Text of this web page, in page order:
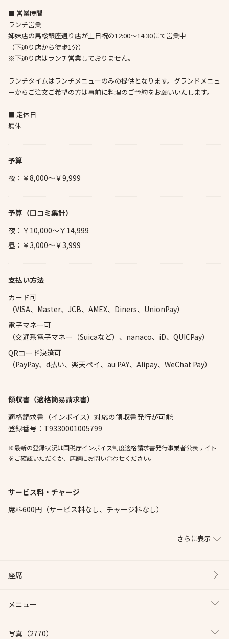
■ 営業時間
ランチ営業
姉妹店の馬桜銀座通り店が土日祝の12:00〜14:30にて営業中
（下通り店から徒歩1分）
※下通り店はランチ営業しておりません。
ランチタイムはランチメニューのみの提供となります。グランドメニュ
ーからご注文ご希望の方は事前に料理のご予約をお願いいたします。
■ 定休日
無休
予算
夜：￥8,000～￥9,999
予算 （口コミ集計）
夜：￥10,000～￥14,999
昼：￥3,000～￥3,999
支払い方法
カード可
（VISA、Master、JCB、AMEX、Diners、UnionPay）
電子マネー可
（交通系電子マネー（Suicaなど）、nanaco、iD、QUICPay）
QRコード決済可
（PayPay、d払い、楽天ペイ、au PAY、Alipay、WeChat Pay）
領収書（適格簡易請求書）
適格請求書（インボイス）対応の領収書発行が可能
登録番号：T9330001005799
※最新の登録状況は国税庁インボイス制度適格請求書発行事業者公表サイト
をご確認いただくか、店舗にお問い合わせください。
サービス料・チャージ
席料600円（サービス料なし、チャージ料なし）
さらに表示
座席
メニュー
写真 （2770）